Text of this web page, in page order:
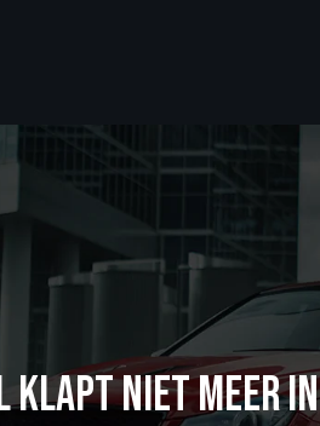
KLAPT NIET MEER